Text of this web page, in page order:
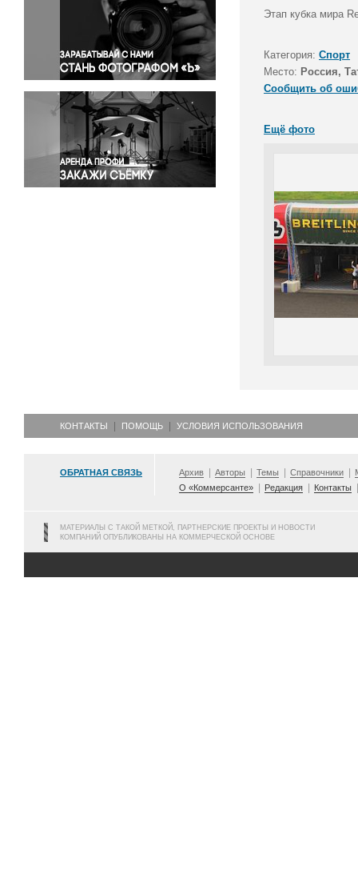
Политика
Правосудие
Происшествия и конфликты
Религия
Светская жизнь
Спорт
Экология
Экономика и бизнес
Этап кубка мира
Категория: Спорт
Место: Россия,
Сообщить об
Ещё фото
КОНТАКТЫ ПОМОЩЬ УСЛОВИЯ ИСПОЛЬЗОВАНИЯ
ОБРАТНАЯ СВЯЗЬ Архив Авторы Темы Справочники
О «Коммерсанте»
Редакция Контакты
МАТЕРИАЛЫ С ТАКОЙ МЕТКОЙ, ПАРТНЕРСКИЕ ПРОЕКТЫ И НОВОСТИ
КОМПАНИЙ ОПУБЛИКОВАНЫ НА КОММЕРЧЕСКОЙ ОСНОВЕ